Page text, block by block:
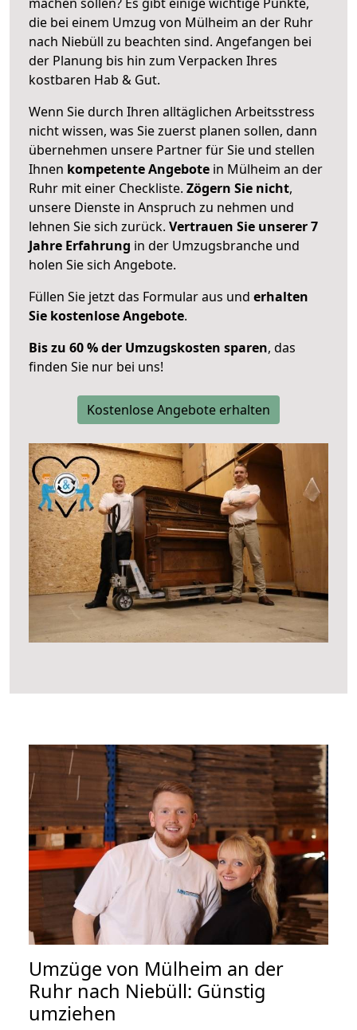
die bei einem Umzug von Mülheim an der Ruhr
nach Niebüll zu beachten sind. Angefangen bei
der Planung bis hin zum Verpacken Ihres
kostbaren Hab & Gut.
Wenn Sie durch Ihren alltäglichen Arbeitsstress
nicht wissen, was Sie zuerst planen sollen, dann
übernehmen unsere Partner für Sie und stellen
Ihnen kompetente Angebote in Mülheim an der
Ruhr mit einer Checkliste. Zögern Sie nicht,
unsere Dienste in Anspruch zu nehmen und
lehnen Sie sich zurück. Vertrauen Sie unserer 7
Jahre Erfahrung in der Umzugsbranche und
holen Sie sich Angebote.
Füllen Sie jetzt das Formular aus und erhalten
Sie kostenlose Angebote.
Bis zu 60 % der Umzugskosten sparen, das
finden Sie nur bei uns!
Kostenlose Angebote erhalten
Umzüge von Mülheim an der
Ruhr nach Niebüll: Günstig
umziehen